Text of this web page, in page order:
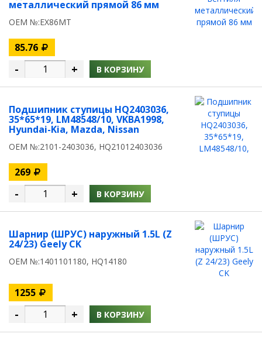
металлический прямой 86 мм
OEM №:EX86MT
85.76
- + В КОРЗИНУ
Подшипник ступицы HQ2403036,
35*65*19, LM48548/10, VKBA1998,
Hyundai-Kia, Mazda, Nissan
OEM №:2101-2403036, HQ21012403036
269
- + В КОРЗИНУ
Шарнир (ШРУС) наружный 1.5L (Z
24/23) Geely CK
OEM №:1401101180, HQ14180
1255
- + В КОРЗИНУ